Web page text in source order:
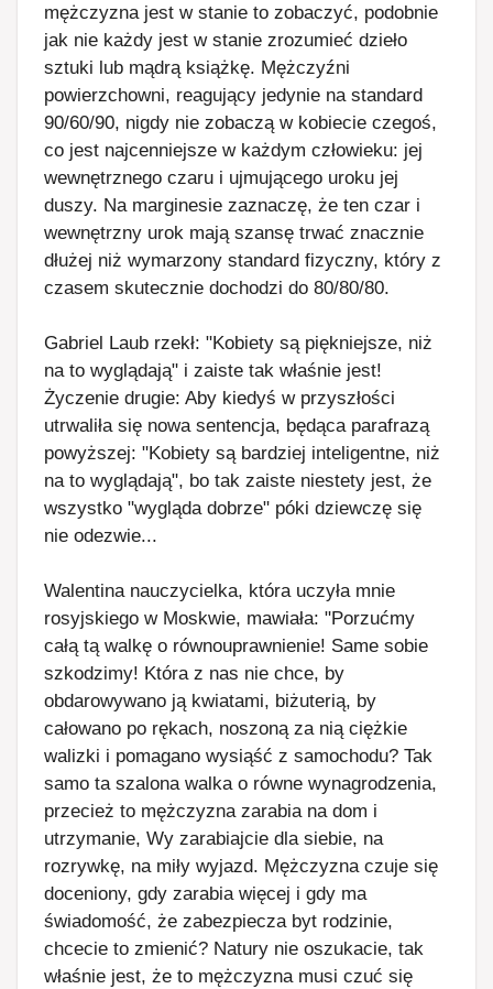
mężczyzna jest w stanie to zobaczyć, podobnie
jak nie każdy jest w stanie zrozumieć dzieło
sztuki lub mądrą książkę. Mężczyźni
powierzchowni, reagujący jedynie na standard
90/60/90, nigdy nie zobaczą w kobiecie czegoś,
co jest najcenniejsze w każdym człowieku: jej
wewnętrznego czaru i ujmującego uroku jej
duszy. Na marginesie zaznaczę, że ten czar i
wewnętrzny urok mają szansę trwać znacznie
dłużej niż wymarzony standard fizyczny, który z
czasem skutecznie dochodzi do 80/80/80.
Gabriel Laub rzekł: "Kobiety są piękniejsze, niż
na to wyglądają" i zaiste tak właśnie jest!
Życzenie drugie: Aby kiedyś w przyszłości
utrwaliła się nowa sentencja, będąca parafrazą
powyższej: "Kobiety są bardziej inteligentne, niż
na to wyglądają", bo tak zaiste niestety jest, że
wszystko "wygląda dobrze" póki dziewczę się
nie odezwie...
Walentina nauczycielka, która uczyła mnie
rosyjskiego w Moskwie, mawiała: "Porzućmy
całą tą walkę o równouprawnienie! Same sobie
szkodzimy! Która z nas nie chce, by
obdarowywano ją kwiatami, biżuterią, by
całowano po rękach, noszoną za nią ciężkie
walizki i pomagano wysiąść z samochodu? Tak
samo ta szalona walka o równe wynagrodzenia,
przecież to mężczyzna zarabia na dom i
utrzymanie, Wy zarabiajcie dla siebie, na
rozrywkę, na miły wyjazd. Mężczyzna czuje się
doceniony, gdy zarabia więcej i gdy ma
świadomość, że zabezpiecza byt rodzinie,
chcecie to zmienić? Natury nie oszukacie, tak
właśnie jest, że to mężczyzna musi czuć się